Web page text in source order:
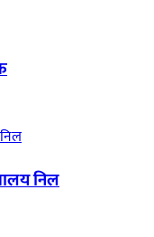
निल